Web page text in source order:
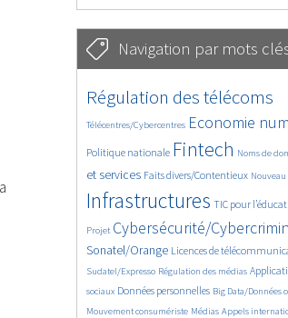
Navigation par mots
4559/5523
Régulation des télécoms
347/5523
Télécentres/Cybercentres
3662/5523 Economie
1833/5523
Politique nationale
5131/5523 Fintech
663/5523
Noms de
2351/5523
et services
1513/5523 Faits divers/Contentieux
817/5523
5523/5523
Infrastructures
1814/5523
TIC pour
189/5523
244/5523
Projet
3480/5523Cybersécurité/
2084/5523
Sonatel/Orange
1609/5523 Licences de
280/5523
Sudatel/Expresso
1003/5523 Régulation des médias
1497/5523
1079/5523
sociaux
1622/5523Données personnelles
140/5523 Big Data/Données
595/5523
Mouvement consumériste
369/5523 Médias
646/5523 Appels
1617/5523